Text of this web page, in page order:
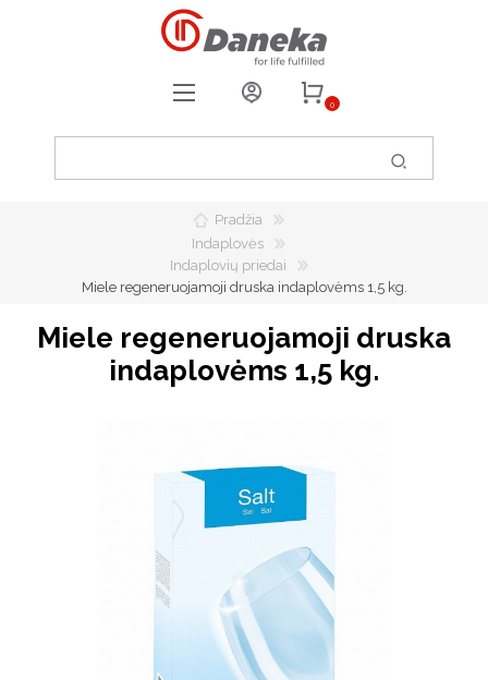
0
0
Pradžia
Indaplovės
Indaplovių priedai
Miele regeneruojamoji druska indaplovėms 1,5 kg.
Miele regeneruojamoji druska
indaplovėms 1,5 kg.